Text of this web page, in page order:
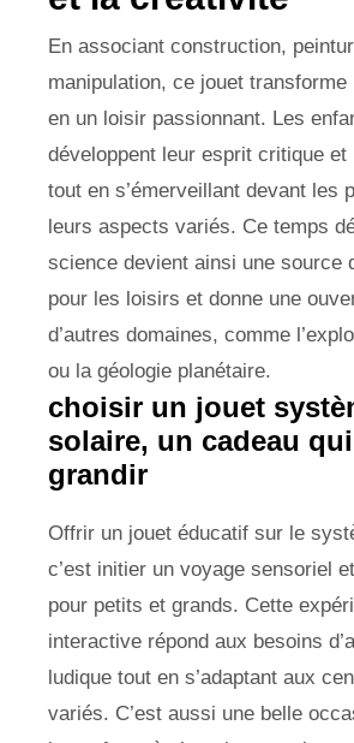
En associant construction,
manipulation, ce jouet transforme
en un loisir passionnant. Les
développent leur esprit critique et
tout en s’émerveillant devant les
leurs aspects variés. Ce temps
science devient ainsi une source
pour les loisirs et donne une
d’autres domaines, comme
ou la géologie planétaire.
choisir un jouet
solaire, un cadeau
grandir
Offrir un jouet éducatif sur le
c’est initier un voyage sensoriel
pour petits et grands. Cette
interactive répond aux besoins
ludique tout en s’adaptant aux
variés. C’est aussi une belle